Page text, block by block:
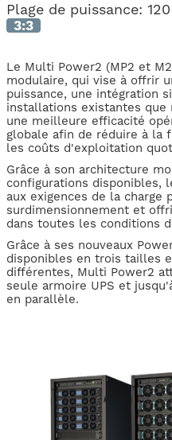
Plage de puissance:
3:3
Le Multi Power2 (MP2 et
modulaire, qui vise à offrir
puissance, une intégration
installations existantes
une meilleure efficacité
globale afin de réduire à la
les coûts d'exploitation
Grâce à son architecture
configurations disponibles,
aux exigences de la charge
surdimensionnement et
dans toutes les conditions
Grâce à ses nouveaux
disponibles en trois tailles
différentes, Multi Power2
seule armoire UPS et
en parallèle.